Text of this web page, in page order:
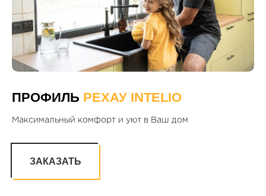
ПРОФИЛЬ РЕХАУ INTELIO
Максимальный комфорт и уют в Ваш дом
ЗАКАЗАТЬ